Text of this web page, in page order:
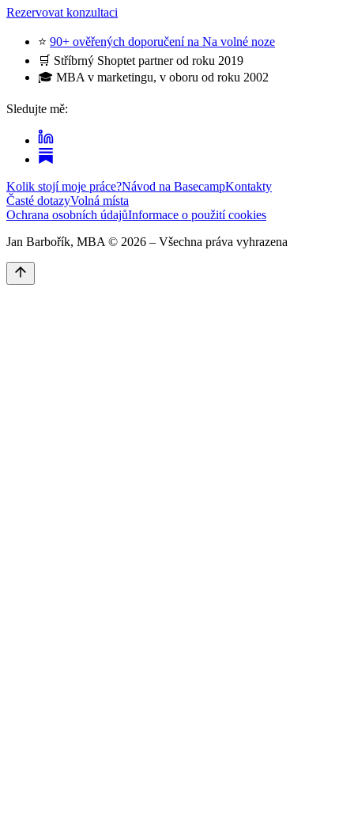
Rezervovat konzultaci
⭐ 90+ ověřených doporučení na Na volné noze
🛒 Stříbrný Shoptet partner od roku 2019
🎓 MBA v marketingu, v oboru od roku 2002
Sledujte mě:
Kolik stojí moje práce?Návod na BasecampKontakty
Časté dotazyVolná místa
Ochrana osobních údajůInformace o použití cookies
Jan Barbořík, MBA © 2026 – Všechna práva vyhrazena